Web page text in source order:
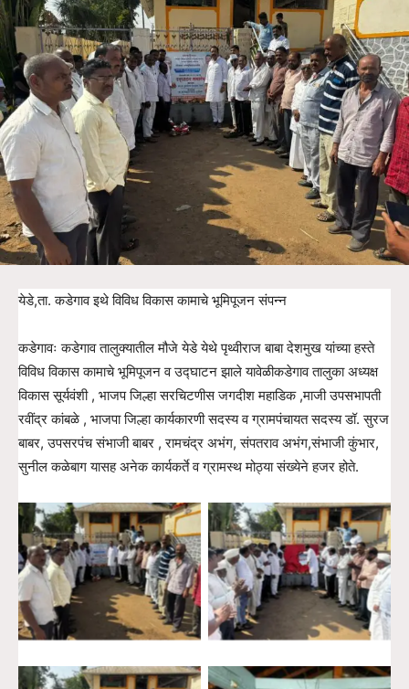
येडे,ता. कडेगाव इथे विविध विकास कामाचे भूमिपूजन संपन्न
कडेगावः कडेगाव तालुक्यातील मौजे येडे येथे पृथ्वीराज बाबा देशमुख यांच्या हस्ते
विविध विकास कामाचे भूमिपूजन व उद्घाटन झाले यावेळीकडेगाव तालुका अध्यक्ष
विकास सूर्यवंशी , भाजप जिल्हा सरचिटणीस जगदीश महाडिक ,माजी उपसभापती
रवींद्र कांबळे , भाजपा जिल्हा कार्यकारणी सदस्य व ग्रामपंचायत सदस्य डॉ. सुरज
बाबर, उपसरपंच संभाजी बाबर , रामचंद्र अभंग, संपतराव अभंग,संभाजी कुंभार,
सुनील कळेबाग यासह अनेक कार्यकर्ते व ग्रामस्थ मोठ्या संख्येने हजर होते.
No Caption No Caption